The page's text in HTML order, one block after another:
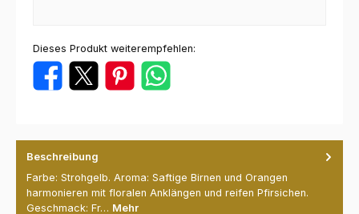
Dieses Produkt weiterempfehlen:
Beschreibung
Farbe: Strohgelb. Aroma: Saftige Birnen und Orangen
harmonieren mit floralen Anklängen und reifen Pfirsichen.
Geschmack: Fr… Mehr